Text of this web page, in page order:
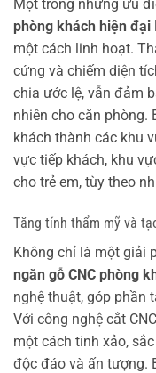
Một trong những ưu
phòng khách hiện đại
một cách linh hoạt.
cứng và chiếm diện
chia ước lệ, vẫn đảm
nhiên cho căn phòng.
khách thành các khu
vực tiếp khách, khu
cho trẻ em, tùy theo
Tăng tính thẩm mỹ và
Không chỉ là một giải
ngăn gỗ CNC phòng
nghệ thuật, góp phần
Với công nghệ cắt
một cách tinh xảo,
độc đáo và ấn tượng.